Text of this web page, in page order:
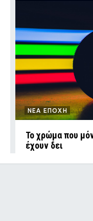
ΝΕΑ ΕΠΟΧΗ
Το χρώμα που
έχουν δει